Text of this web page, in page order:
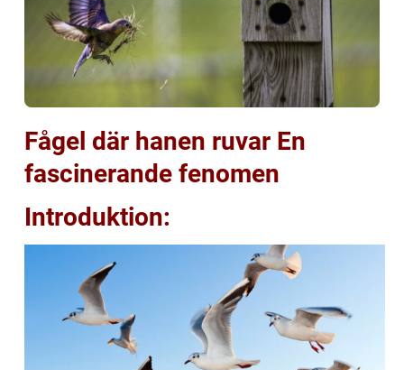
Fågel där hanen ruvar En
fascinerande fenomen
Introduktion: